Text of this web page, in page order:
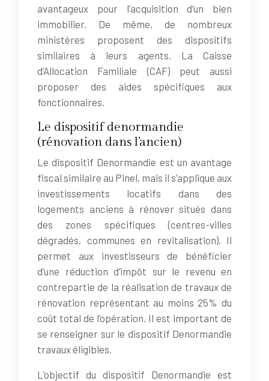
avantageux pour l’acquisition d’un bien
immobilier. De même, de nombreux
ministères proposent des dispositifs
similaires à leurs agents. La Caisse
d’Allocation Familiale (CAF) peut aussi
proposer des aides spécifiques aux
fonctionnaires.
Le dispositif denormandie
(rénovation dans l’ancien)
Le dispositif Denormandie est un avantage
fiscal similaire au Pinel, mais il s’applique aux
investissements locatifs dans des
logements anciens à rénover situés dans
des zones spécifiques (centres-villes
dégradés, communes en revitalisation). Il
permet aux investisseurs de bénéficier
d’une réduction d’impôt sur le revenu en
contrepartie de la réalisation de travaux de
rénovation représentant au moins 25% du
coût total de l’opération. Il est important de
se renseigner sur le dispositif Denormandie
travaux éligibles.
L’objectif du dispositif Denormandie est